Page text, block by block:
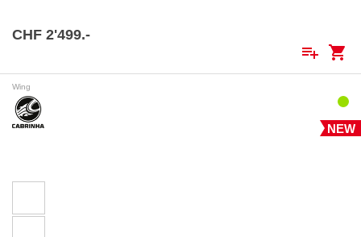
CHF 2'499.-
playlist_add shopping_cart
Wing
NEW